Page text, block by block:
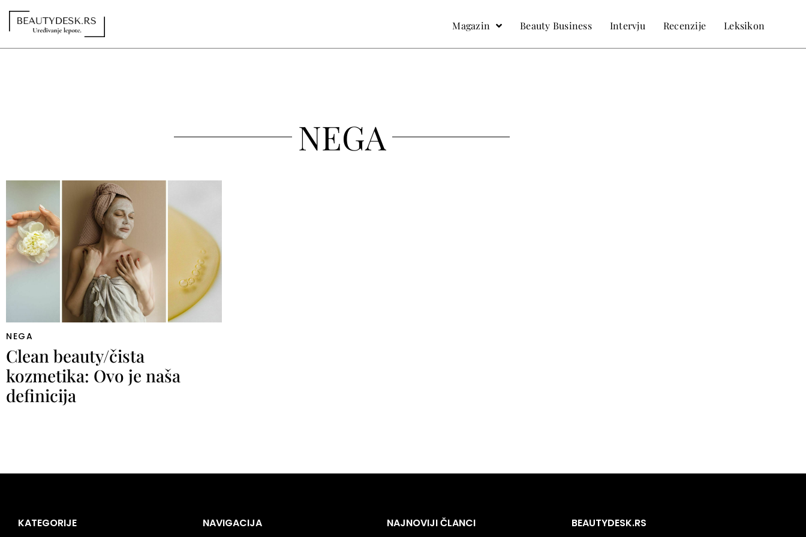
Redakcija
Magazin Beauty Business Intervju Recenzije Leksikon
NEGA
NEGA
Clean beauty/čista
kozmetika: Ovo je naša
definicija
KATEGORIJE NAVIGACIJA NAJNOVIJI ČLANCI BEAUTYDESK.RS